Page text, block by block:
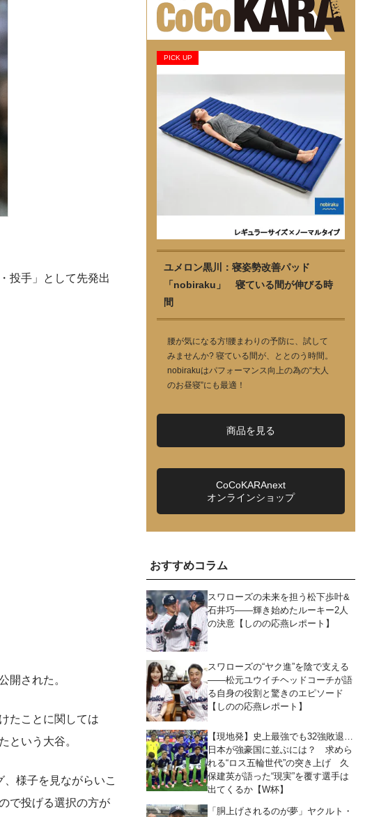
投手」として先発出
開された。
たことに関しては
という大谷。
様子を見ながらいこ
で投げる選択の方が
PICK UP
ユメロン黒川：寝姿勢改善パッド
「nobiraku」 寝ている間が伸びる時
間
腰が気になる方!腰まわりの予防に、試して
みませんか? 寝ている間が、ととのう時間。
nobirakuはパフォーマンス向上の為の“大人
のお昼寝”にも最適！
商品を見る
CoCoKARAnext
オンラインショップ
おすすめコラム
スワローズの未来を担う松下歩叶&
石井巧――輝き始めたルーキー2人
の決意【しのの応燕レポート】
スワローズの“ヤク進”を陰で支える
――松元ユウイチヘッドコーチが語
る自身の役割と驚きのエピソード
【しのの応燕レポート】
【現地発】史上最強でも32強敗退…
日本が強豪国に並ぶには？ 求めら
れる“ロス五輪世代”の突き上げ 久
保建英が語った“現実”を覆す選手は
出てくるか【W杯】
「胴上げされるのが夢」ヤクルト・